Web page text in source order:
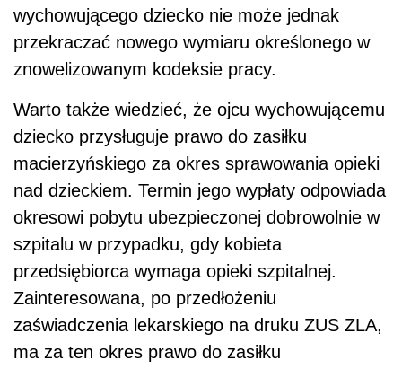
wychowującego dziecko nie może jednak
przekraczać nowego wymiaru określonego w
znowelizowanym kodeksie pracy.
Warto także wiedzieć, że ojcu wychowującemu
dziecko przysługuje prawo do zasiłku
macierzyńskiego za okres sprawowania opieki
nad dzieckiem. Termin jego wypłaty odpowiada
okresowi pobytu ubezpieczonej dobrowolnie w
szpitalu w przypadku, gdy kobieta
przedsiębiorca wymaga opieki szpitalnej.
Zainteresowana, po przedłożeniu
zaświadczenia lekarskiego na druku ZUS ZLA,
ma za ten okres prawo do zasiłku